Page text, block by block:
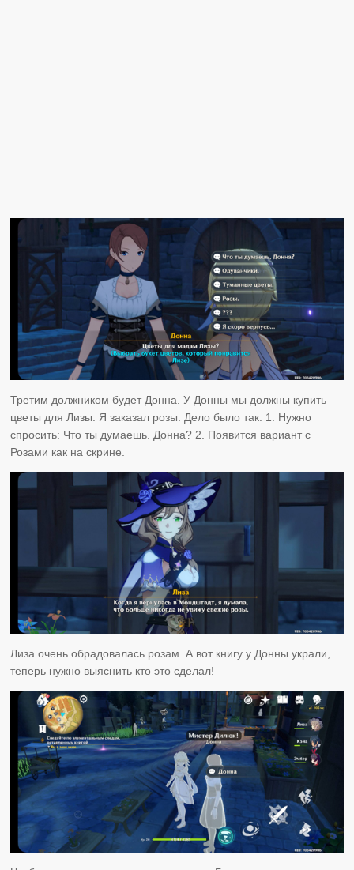
Третим должником будет Донна. У Донны мы должны купить
цветы для Лизы. Я заказал розы. Дело было так: 1. Нужно
спросить: Что ты думаешь. Донна? 2. Появится вариант с
Розами как на скрине.
Лиза очень обрадовалась розам. А вот книгу у Донны украли,
теперь нужно выяснить кто это сделал!